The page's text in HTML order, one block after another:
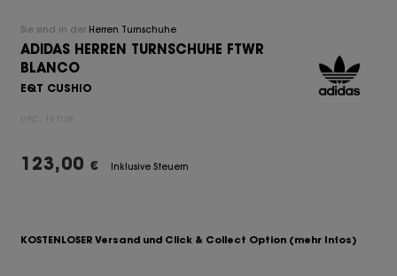
Sie sind in der Herren Turnschuhe
ADIDAS HERREN TURNSCHUHE FTWR
BLANCO
EQT CUSHIO
UPC: 197168
123,00 € Inklusive Steuern
KOSTENLOSER Versand und Click & Collect Option (mehr Infos)